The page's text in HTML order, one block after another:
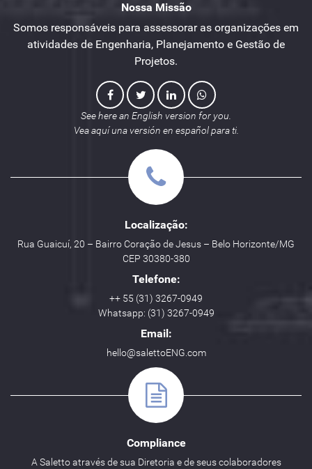
Nossa Missão
Somos responsáveis para assessorar as organizações em
atividades de Engenharia, Planejamento e Gestão de
Projetos.
See here an English version for you.
Vea aquí una versión en español para ti.
Localização:
Rua Guaicuí, 20 – Bairro Coração de Jesus – Belo Horizonte/MG
CEP 30380-380
Telefone:
++ 55 (31) 3267-0949
Whatsapp: (31) 3267-0949
Email:
hello@salettoENG.com
Compliance
A Saletto através de sua Diretoria e de seus colaboradores